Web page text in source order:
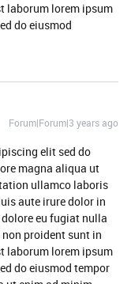
laborum lorem ipsum
do eiusmod
Forum|Forum|3 years ago
elit sed do
magna aliqua ut
ullamco laboris
aute irure dolor in
eu fugiat nulla
proident sunt in
laborum lorem ipsum
do eiusmod tempor